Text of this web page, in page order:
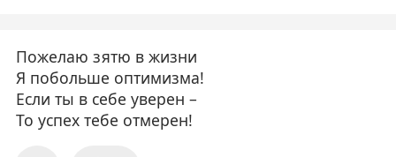
Пожелаю зятю в жизни
Я побольше оптимизма!
Если ты в себе уверен –
То успех тебе отмерен!